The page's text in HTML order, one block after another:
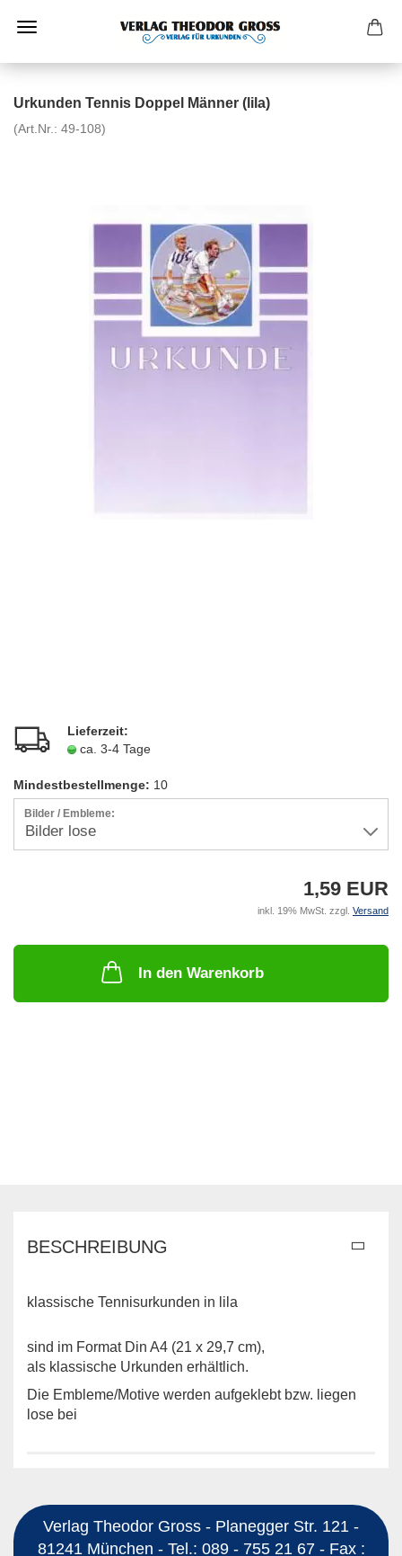
Urkunden Tennis Doppel Männer (lila)
(Art.Nr.: 49-108)
Lieferzeit:
ca. 3-4 Tage
Mindestbestellmenge: 10
Bilder / Embleme:
1,59 EUR
inkl. 19% MwSt. zzgl. Versand
In den Warenkorb
BESCHREIBUNG
klassische Tennisurkunden in lila
sind im Format Din A4 (21 x 29,7 cm),
als klassische Urkunden erhältlich.
Die Embleme/Motive werden aufgeklebt bzw. liegen
lose bei
Verlag Theodor Gross - Planegger Str. 121 -
81241 München - Tel.: 089 - 755 21 67 - Fax :